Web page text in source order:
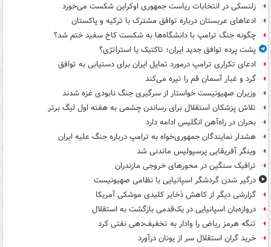
زلنسکی در انتخابات ریاست جمهوری اوکراین شکست می‌خورد
ادعاهای عربستان درباره توافق مشترک با ترکیه و پاکستان
چگونه جنگ ترامپ با دانشگاه‌ها به شکست کاخ سفید ختم شد؟
پشت پرده توافق جدید ایران؛ تاکتیک یا استراتژی؟
ادعای تکراری ترامپ درمورد تمایل ایران برای دستیابی به توافق
گرد و غبار آسمان قم را تیره می‌کند
وزیران صهیونیست خواستار از سرگیری جنگ نابودی غزه شدند
تلاش پزشکان استقلال برای رساندن چشمی به هفته اول لیگ برتر
بحران در راه‌آهن انگلیس ادامه دارد
هشدار نمایندگان جمهوری‌خواه به ترامپ درباره جنگ علیه ایران
وینگر آفریقایی پرسپولیس ماندنی شد
ترافیک سنگین در محورهای خروجی مازندران
درگیر شدن گردشگر اسپانیایی با نظامی صهیونیست
گزارشی دیگر از کاهش ذخایر کلیدی موشکی آمریکا
دروازه‌بان اسپانیایی در یک‌قدمی بازگشت به استقلال
تنگه هرمز ریاض را وادار به تخفیف‌دهی نفتی کرد
خرید گران استقلال سر از یونان درآورد